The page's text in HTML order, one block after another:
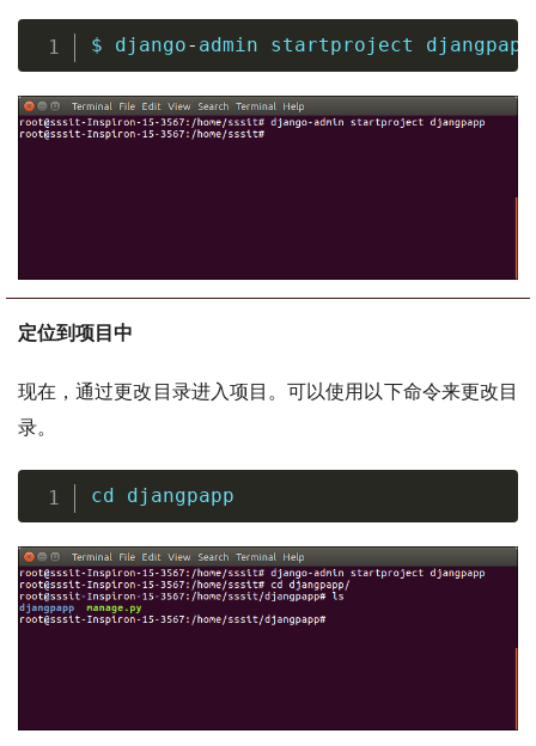
$ django- admin startproject djangpapp
定位到项目中
现在，通过更改目录进入项目。可以使用以下命令来更改目
录。
cd djangpapp